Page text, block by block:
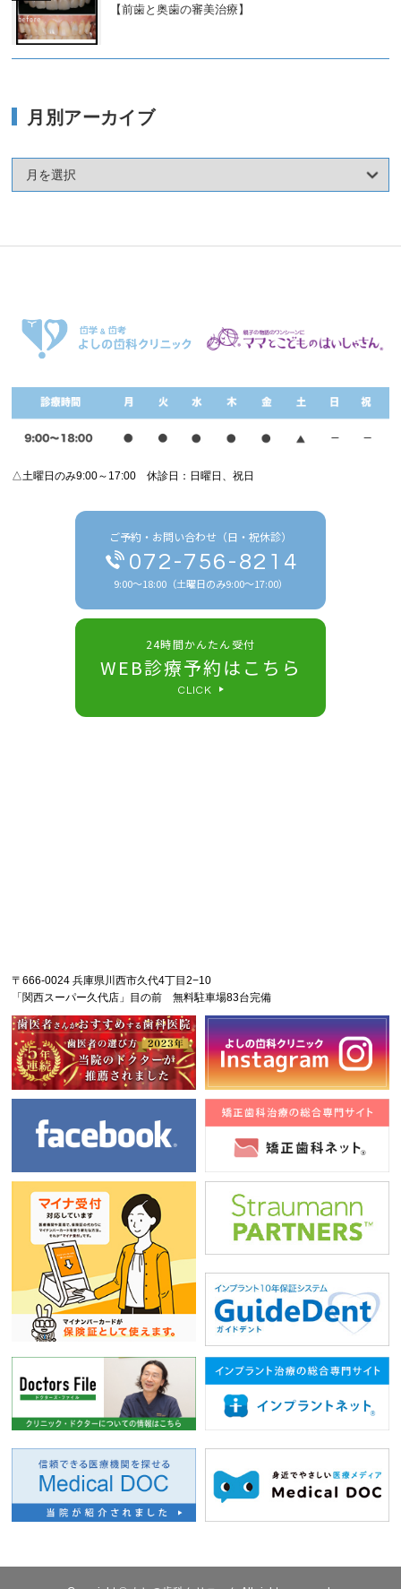
月別アーカイブ
【前歯と奥歯の審美治療】
△土曜日のみ9:00～17:00 休診日：日曜日、祝日
ご予約・お問い合わせ（日・祝休診）
072-756-8214
9:00～18:00（土曜日のみ9:00～17:00）
24時間かんたん受付
WEB診療予約はこちら
CLICK
〒666-0024 兵庫県川西市久代4丁目2−10
「関西スーパー久代店」目の前 無料駐車場83台完備